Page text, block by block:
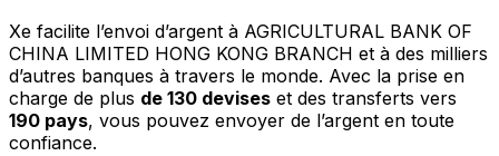
Xe facilite l’envoi d’argent à AGRICULTURAL BANK OF
CHINA LIMITED HONG KONG BRANCH et à des milliers
d’autres banques à travers le monde. Avec la prise en
charge de plus de 130 devises et des transferts vers
190 pays, vous pouvez envoyer de l’argent en toute
confiance.